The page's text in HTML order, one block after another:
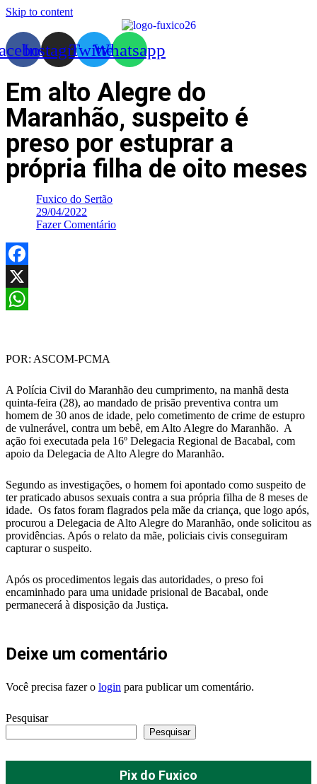
Skip to content
InstagramTwitterWhatsapp
Em alto Alegre do
Maranhão, suspeito é
preso por estuprar a
própria filha de oito meses
Fuxico do Sertão
29/04/2022
Fazer Comentário
Facebook
X
POR: ASCOM-PCMA
A Polícia Civil do Maranhão deu cumprimento, na manhã desta
quinta-feira (28), ao mandado de prisão preventiva contra um
homem de 30 anos de idade, pelo cometimento de crime de estupro
de vulnerável, contra um bebê, em Alto Alegre do Maranhão. A
ação foi executada pela 16º Delegacia Regional de Bacabal, com
apoio da Delegacia de Alto Alegre do Maranhão.
Segundo as investigações, o homem foi apontado como suspeito de
ter praticado abusos sexuais contra a sua própria filha de 8 meses de
idade. Os fatos foram flagrados pela mãe da criança, que logo após,
procurou a Delegacia de Alto Alegre do Maranhão, onde solicitou as
providências. Após o relato da mãe, policiais civis conseguiram
capturar o suspeito.
Após os procedimentos legais das autoridades, o preso foi
encaminhado para uma unidade prisional de Bacabal, onde
permanecerá à disposição da Justiça.
Deixe um comentário
Você precisa fazer o login para publicar um comentário.
Pesquisar
Pesquisar
Pix do Fuxico